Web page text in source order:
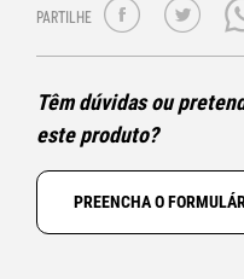
PARTILHE
Têm dúvidas ou
este produto?
PREENCHA O